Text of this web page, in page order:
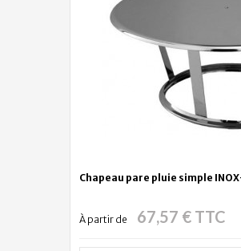
Chapeau pare pluie simple
À partir de 67,57 € TTC